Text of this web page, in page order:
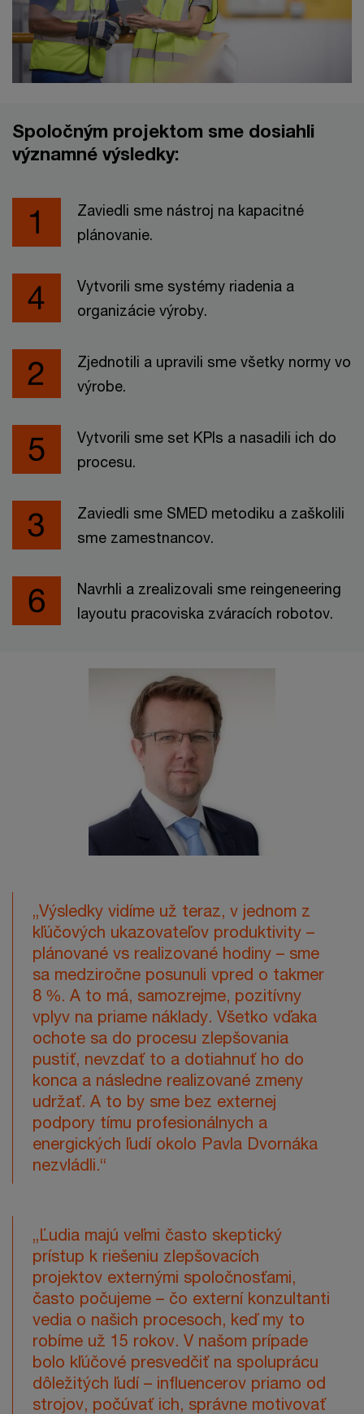
Spoločným projektom sme dosiahli
významné výsledky:
Zaviedli sme nástroj na kapacitné
plánovanie.
Vytvorili sme systémy riadenia a
organizácie výroby.
Zjednotili a upravili sme všetky normy vo
výrobe.
Vytvorili sme set KPIs a nasadili ich do
procesu.
Zaviedli sme SMED metodiku a zaškolili
sme zamestnancov.
Navrhli a zrealizovali sme reingeneering
layoutu pracoviska zváracích robotov.
„Výsledky vidíme už teraz, v jednom z
kľúčových ukazovateľov produktivity –
plánované vs realizované hodiny – sme
sa medziročne posunuli vpred o takmer
8 %. A to má, samozrejme, pozitívny
vplyv na priame náklady. Všetko vďaka
ochote sa do procesu zlepšovania
pustiť, nevzdať to a dotiahnuť ho do
konca a následne realizované zmeny
udržať. A to by sme bez externej
podpory tímu profesionálnych a
energických ľudí okolo Pavla Dvornáka
nezvládli.“
„Ľudia majú veľmi často skeptický
prístup k riešeniu zlepšovacích
projektov externými spoločnosťami,
často počujeme – čo externí konzultanti
vedia o našich procesoch, keď my to
robíme už 15 rokov. V našom prípade
bolo kľúčové presvedčiť na spoluprácu
dôležitých ľudí – influencerov priamo od
strojov, počúvať ich, správne motivovať